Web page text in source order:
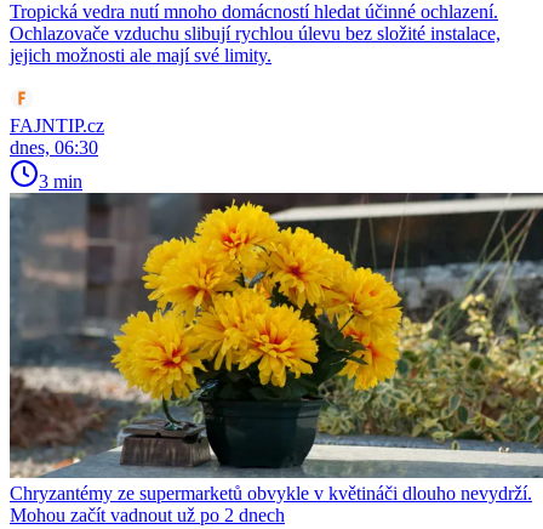
Tropická vedra nutí mnoho domácností hledat účinné ochlazení.
Ochlazovače vzduchu slibují rychlou úlevu bez složité instalace,
jejich možnosti ale mají své limity.
FAJNTIP.cz
dnes, 06:30
3 min
Chryzantémy ze supermarketů obvykle v květináči dlouho nevydrží.
Mohou začít vadnout už po 2 dnech